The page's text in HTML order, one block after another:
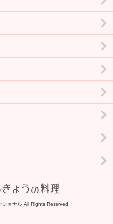
ョナル All Rights Reserved.